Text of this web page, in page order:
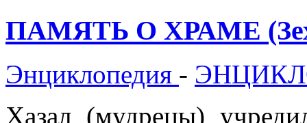
ПАМЯТЬ О ХРАМЕ
Энциклопедия -
Хазал (мудрецы)